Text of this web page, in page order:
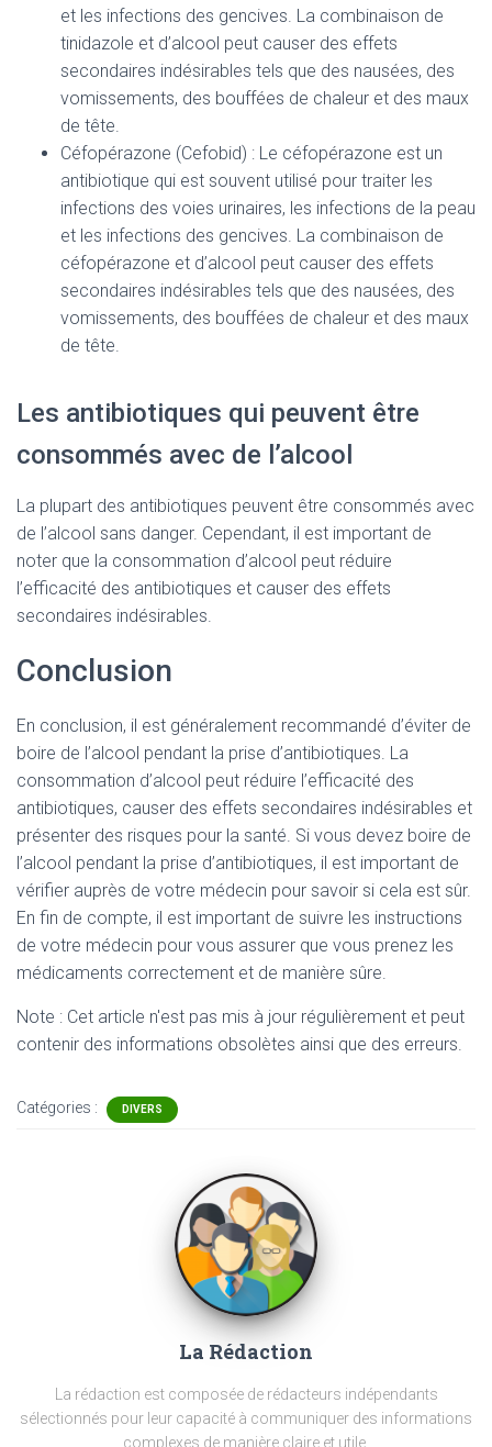
et les infections des gencives. La combinaison de
tinidazole et d’alcool peut causer des effets
secondaires indésirables tels que des nausées, des
vomissements, des bouffées de chaleur et des maux
de tête.
Céfopérazone (Cefobid) : Le céfopérazone est un
antibiotique qui est souvent utilisé pour traiter les
infections des voies urinaires, les infections de la peau
et les infections des gencives. La combinaison de
céfopérazone et d’alcool peut causer des effets
secondaires indésirables tels que des nausées, des
vomissements, des bouffées de chaleur et des maux
de tête.
Les antibiotiques qui peuvent être
consommés avec de l’alcool
La plupart des antibiotiques peuvent être consommés avec
de l’alcool sans danger. Cependant, il est important de
noter que la consommation d’alcool peut réduire
l’efficacité des antibiotiques et causer des effets
secondaires indésirables.
Conclusion
En conclusion, il est généralement recommandé d’éviter de
boire de l’alcool pendant la prise d’antibiotiques. La
consommation d’alcool peut réduire l’efficacité des
antibiotiques, causer des effets secondaires indésirables et
présenter des risques pour la santé. Si vous devez boire de
l’alcool pendant la prise d’antibiotiques, il est important de
vérifier auprès de votre médecin pour savoir si cela est sûr.
En fin de compte, il est important de suivre les instructions
de votre médecin pour vous assurer que vous prenez les
médicaments correctement et de manière sûre.
Note : Cet article n'est pas mis à jour régulièrement et peut
contenir des informations obsolètes ainsi que des erreurs.
Catégories : DIVERS
La Rédaction
La rédaction est composée de rédacteurs indépendants
sélectionnés pour leur capacité à communiquer des informations
complexes de manière claire et utile.